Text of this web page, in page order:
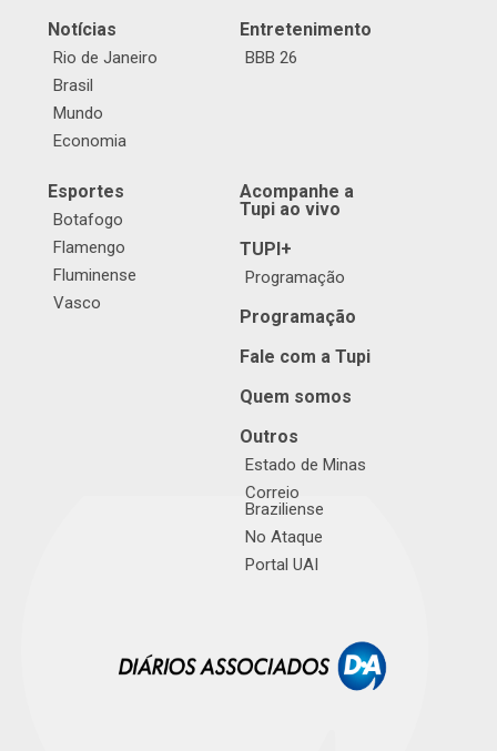
Notícias
Rio de Janeiro
Brasil
Mundo
Economia
Entretenimento
BBB 26
Esportes
Botafogo
Flamengo
Fluminense
Vasco
Acompanhe a
Tupi ao vivo
TUPI+
Programação
Programação
Fale com a Tupi
Quem somos
Outros
Estado de Minas
Correio
Braziliense
No Ataque
Portal UAI